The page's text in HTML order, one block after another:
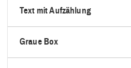
Text mit Aufzählung
Graue Box